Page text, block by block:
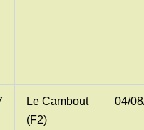
Le Cambout
(F2)
04/